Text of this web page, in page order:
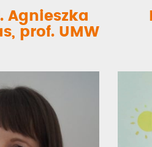
Agnieszka
prof. UMW